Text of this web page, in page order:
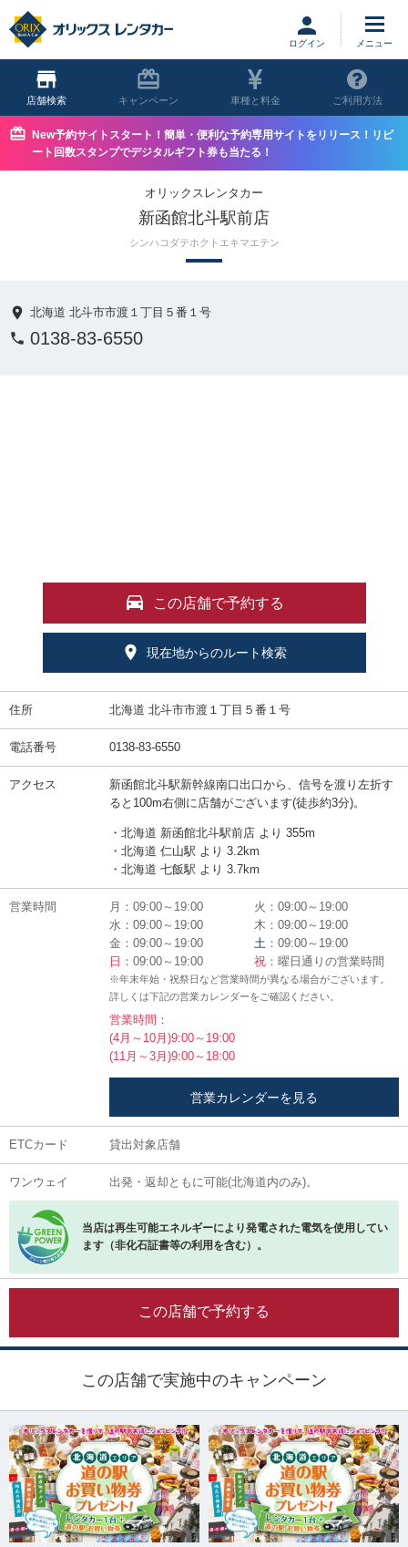
ログイン
店舗 キャンペーン 車種と料金 ご利用方法
New予約サイトスタート！簡単・便利な予約専用サイトをリリース！リピ
ート回数スタンプでデジタルギフト券も当たる！
オリックスレンタカー
新函館北斗駅前店
シンハコダテホクトエキマエテン
北海道 北斗市市渡１丁目５番１号
0138-83-6550
この店舗で予約する
現在地からのルート検索
住所 北海道 北斗市市渡１丁目５番１号
電話番号 0138-83-6550
アクセス
新函館北斗駅新幹線南口出口から、信号を渡り左折す
ると100m右側に店舗がございます(徒歩約3分)。
・北海道 新函館北斗駅前店 より 355m
・北海道 仁山駅 より 3.2km
・北海道 七飯駅 より 3.7km
営業時間 月：09:00～19:00
火：09:00～19:00
水：09:00～19:00
木：09:00～19:00
金：09:00～19:00
土 ：09:00～19:00
日 ：09:00～19:00 祝 ：曜日通りの営業時間
※年末年始・祝祭日など営業時間が異なる場合がございます。
詳しくは下記の営業カレンダーをご確認ください。
営業時間：
(4月～10月)9:00～19:00
(11月～3月)9:00～18:00
営業カレンダーを見る
ETCカード 貸出対象店舗
ワンウェイ 出発・返却ともに可能(北海道内のみ)。
当店は再生可能エネルギーにより発電された電気を使用してい
ます（非化石証書等の利用を含む）。
この店舗で予約する
この店舗で実施中のキャンペーン